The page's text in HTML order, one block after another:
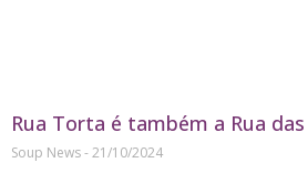
Rua Torta é também a Rua das
Soup News 21/10/2024